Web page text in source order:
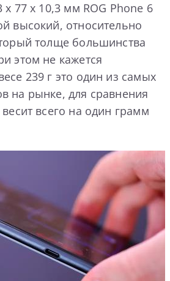
x 77 x 10,3 мм ROG Phone 6
высокий, относительно
толще большинства
этом не кажется
239 г это один из самых
на рынке, для сравнения
всего на один грамм